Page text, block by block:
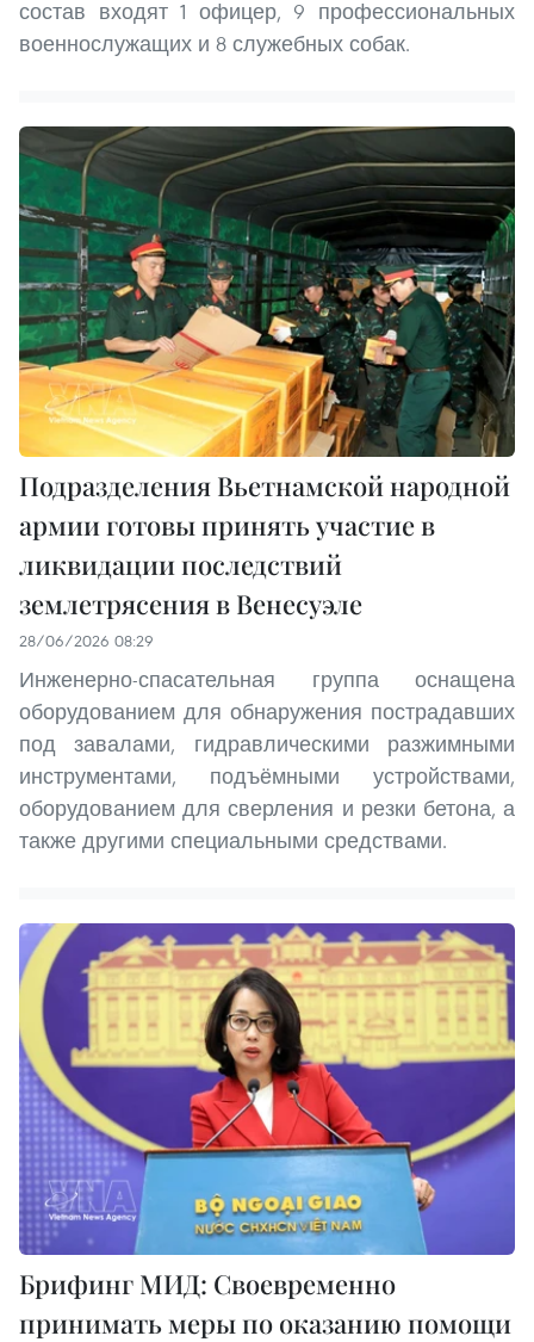
состав входят 1 офицер, 9 профессиональных
военнослужащих и 8 служебных собак.
Подразделения Вьетнамской народной
армии готовы принять участие в
ликвидации последствий
землетрясения в Венесуэле
28/06/2026 08:29
Инженерно-спасательная группа оснащена
оборудованием для обнаружения пострадавших
под завалами, гидравлическими разжимными
инструментами, подъёмными устройствами,
оборудованием для сверления и резки бетона, а
также другими специальными средствами.
Брифинг МИД: Своевременно
принимать меры по оказанию помощи